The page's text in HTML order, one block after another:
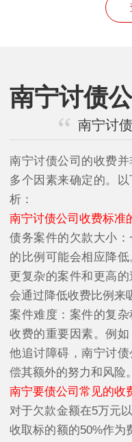
南宁讨债
南宁讨
南宁讨债公司的收费
多个因素来确定的。
析：
南宁讨债公司收费标准
债务案件的欠款大小
的比例可能会相应降
更复杂的案件和更高
会通过降低收费比例来
案件难度：案件的复
收费的重要因素。例
他追讨障碍，南宁讨
偿其额外的努力和风险。
南宁要债公司常见的收
对于欠款金额在5万元
收取标的额的50%作为